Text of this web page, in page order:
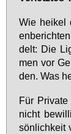
Wie hei­kel
delt: Die
men vor
den. Was
Für
nicht
sön­lich­keit